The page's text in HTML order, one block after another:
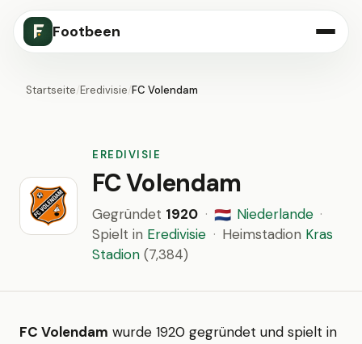
Footbeen
Startseite/Eredivisie/FC Volendam
EREDIVISIE
FC Volendam
Gegründet 1920 · 🇳🇱 Niederlande ·
Spielt in Eredivisie · Heimstadion Kras
Stadion (7,384)
FC Volendam wurde 1920 gegründet und spielt in